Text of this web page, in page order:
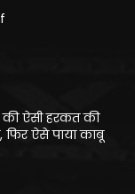
की ऐसी हरकत की
ऐसे पाया काबू